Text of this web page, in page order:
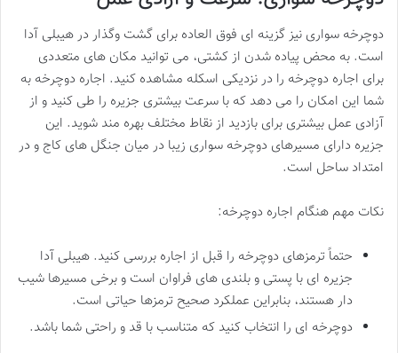
دوچرخه سواری نیز گزینه ای فوق العاده برای گشت وگذار در هیبلی آدا
است. به محض پیاده شدن از کشتی، می توانید مکان های متعددی
برای اجاره دوچرخه را در نزدیکی اسکله مشاهده کنید. اجاره دوچرخه به
شما این امکان را می دهد که با سرعت بیشتری جزیره را طی کنید و از
آزادی عمل بیشتری برای بازدید از نقاط مختلف بهره مند شوید. این
جزیره دارای مسیرهای دوچرخه سواری زیبا در میان جنگل های کاج و در
امتداد ساحل است.
نکات مهم هنگام اجاره دوچرخه:
حتماً ترمزهای دوچرخه را قبل از اجاره بررسی کنید. هیبلی آدا
جزیره ای با پستی و بلندی های فراوان است و برخی مسیرها شیب
دار هستند، بنابراین عملکرد صحیح ترمزها حیاتی است.
دوچرخه ای را انتخاب کنید که متناسب با قد و راحتی شما باشد.